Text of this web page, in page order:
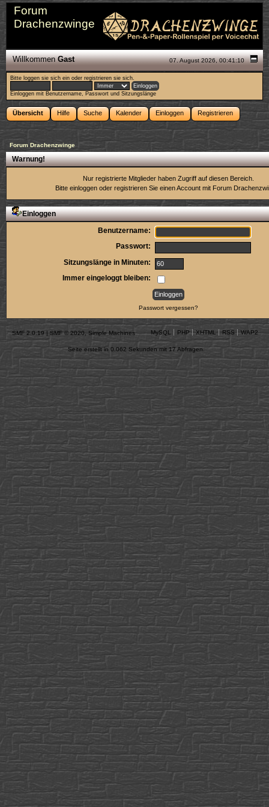
Forum
Drachenzwinge
07. August 2026, 00:41:10
WillkommenGast
Bitte loggen sie sich ein oderregistrieren sie sich.
Einloggen mit Benutzername, Passwort und Sitzungslänge
Übersicht Hilfe Suche Kalender Einloggen Registrieren
Forum Drachenzwinge
Warnung!
Nur registrierte Mitglieder haben Zugriff auf diesen Bereich.
Bitte einloggen oder registrieren Sie einen Account mit Forum
Einloggen
Benutzername:
Passwort:
Sitzungslänge in Minuten:
Immer eingeloggt bleiben:
Passwort vergessen?
SMF 2.0.19 | SMF © 2020 ,Simple Machines MySQL PHP XHTML RSS WAP2
Seite erstellt in 0.062 Sekunden mit 17 Abfragen.